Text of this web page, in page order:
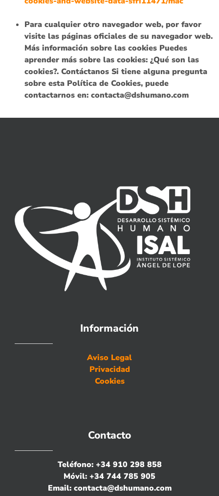
Para cualquier otro navegador web, por favor
visite las páginas oficiales de su navegador web.
Más información sobre las cookies Puedes
aprender más sobre las cookies: ¿Qué son las
cookies?. Contáctanos Si tiene alguna pregunta
sobre esta Política de Cookies, puede
contactarnos en: contacta@dshumano.com
Información
Aviso Legal
Privacidad
Cookies
Contacto
Teléfono:+34 910 298 858
Móvil: +34 744 785 905
Email: contacta@dshumano.com